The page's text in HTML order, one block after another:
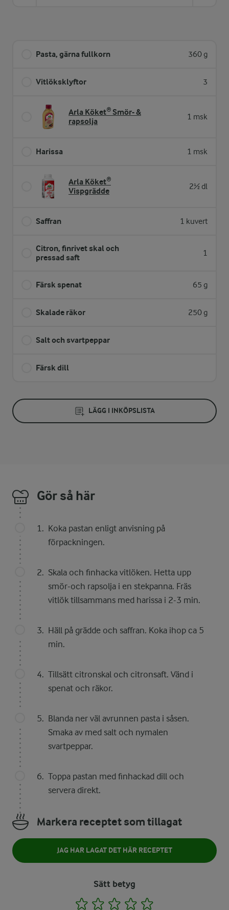
Pasta, gärna fullkorn 360 g
Vitlöksklyftor 3
Arla Köket® Smör- &
rapsolja
1 msk
Harissa 1 msk
Arla Köket®
Vispgrädde
2½ dl
Saffran 1 kuvert
Citron, finrivet skal och
pressad saft
1
Färsk spenat 65 g
Skalade räkor 250 g
Salt och svartpeppar
Färsk dill
LÄGG I INKÖPSLISTA
Gör så här
Koka pastan enligt anvisning på
förpackningen.
Skala och finhacka vitlöken. Hetta upp
smör-och rapsolja i en stekpanna. Fräs
vitlök tillsammans med harissa i 2-3 min.
Häll på grädde och saffran. Koka ihop ca 5
min.
Tillsätt citronskal och citronsaft. Vänd i
spenat och räkor.
Blanda ner väl avrunnen pasta i såsen.
Smaka av med salt och nymalen
svartpeppar.
Toppa pastan med finhackad dill och
servera direkt.
Markera receptet som tillagat
JAG HAR LAGAT DET HÄR RECEPTET
Sätt betyg
1 2 3 4